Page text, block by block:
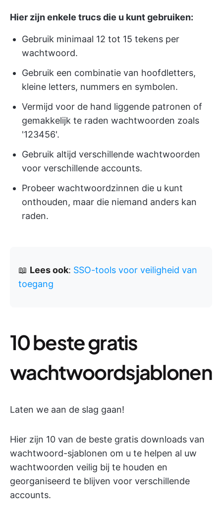
Hier zijn enkele trucs die u kunt gebruiken:
Gebruik minimaal 12 tot 15 tekens per
wachtwoord.
Gebruik een combinatie van hoofdletters,
kleine letters, nummers en symbolen.
Vermijd voor de hand liggende patronen of
gemakkelijk te raden wachtwoorden zoals
'123456'.
Gebruik altijd verschillende wachtwoorden
voor verschillende accounts.
Probeer wachtwoordzinnen die u kunt
onthouden, maar die niemand anders kan
raden.
📖 Lees ook: SSO-tools voor veiligheid van
toegang
10 beste gratis
wachtwoordsjablonen
Laten we aan de slag gaan!
Hier zijn 10 van de beste gratis downloads van
wachtwoord-sjablonen om u te helpen al uw
wachtwoorden veilig bij te houden en
georganiseerd te blijven voor verschillende
accounts.